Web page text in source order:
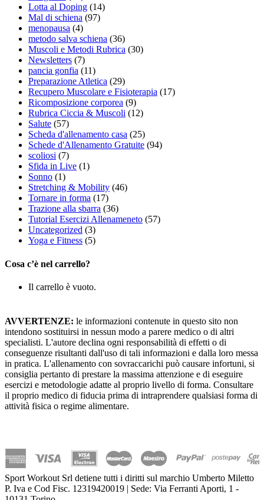
Lotta al Doping (14)
Mal di schiena (97)
menopausa (4)
metodo salva schiena (36)
Muscoli e Metodi Rubrica (30)
Newsletters (7)
pancia gonfia (11)
Preparazione Atletica (29)
Recupero Muscolare e Fisioterapia (17)
Ricomposizione corporea (9)
Rubrica Ciccia & Muscoli (12)
Salute (57)
Scheda d'allenamento casa (25)
Schede d'Allenamento Gratuite (94)
scoliosi (7)
Sfida in Live (1)
Sonno (1)
Stretching & Mobility (46)
Tornare in forma (17)
Trazione alla sbarra (36)
Tutorial Esercizi Allenameneto (57)
Uncategorized (3)
Yoga e Fitness (5)
Cosa c’è nel carrello?
Il carrello è vuoto.
AVVERTENZE: le informazioni contenute in questo sito non
intendono sostituirsi in nessun modo a parere medico o di altri
specialisti. L'autore declina ogni responsabilità di effetti o di
conseguenze risultanti dall'uso di tali informazioni e dalla loro messa
in pratica. L'allenamento con sovraccarichi può causare infortuni, si
consiglia pertanto di prestare la massima attenzione e di eseguire
esercizi e metodologie adatte al proprio livello di forma. Consultare
il proprio medico di fiducia prima di intraprendere qualsiasi forma di
attività fisica o regime alimentare.
Sport Workout Srl detiene tutti i diritti sul marchio Umberto Miletto
P. Iva e Cod Fisc. 12319420019 | Sede: Via Ferranti Aporti, 1 -